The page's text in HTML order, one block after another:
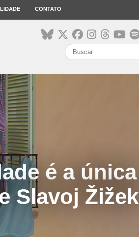
CONTATO
é a única
Slavoj Žižek